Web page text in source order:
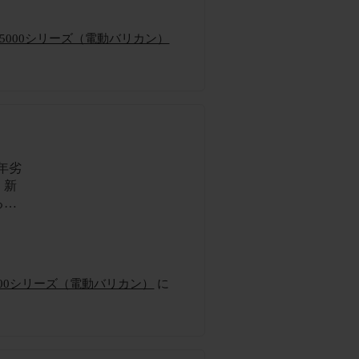
シリーズ（電動バリカン）
劣
新
感
シリーズ（電動バリカン） に